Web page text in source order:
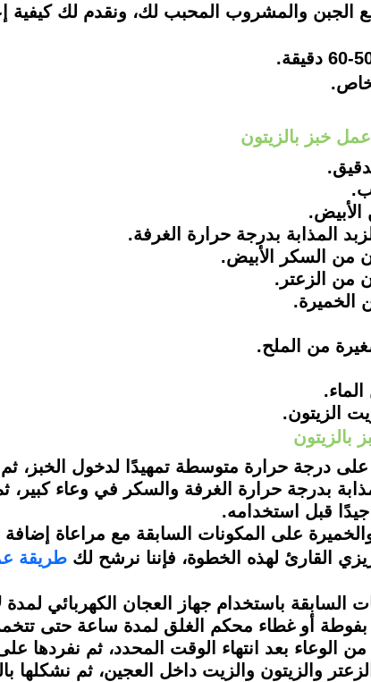
الجبن والمشروب المحبب لك، ونقدم لك
خبز بالزيتون
المذابة بدرجة حرارة الغرفة.
من السكر الأبيض.
من الزعتر.
الخميرة.
من الملح.
الزيتون.
بالزيتون
درجة حرارة متوسطة تمهيدًا لدخول الخبز،
بدرجة حرارة الغرفة والسكر في وعاء
قبل استخدامه.
على المكونات السابقة مع مراعاة
القارئ لهذه الخطوة، فإننا نرشح لكطريقة
باستخدام جهاز العجان الكهربائي لمدة لا تقل عن 10 دقائق حتى نحصل على ناعم
أو غطاء محكم الغلق لمدة ساعة حتى
الوعاء بعد انتهاء الوقت المحدد، ثم
والزيتون والزيت داخل العجين، ثم نشكلها